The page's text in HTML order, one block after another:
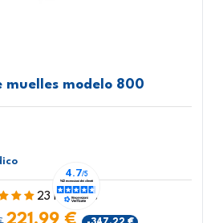
muelles modelo 800
23 Reseñas